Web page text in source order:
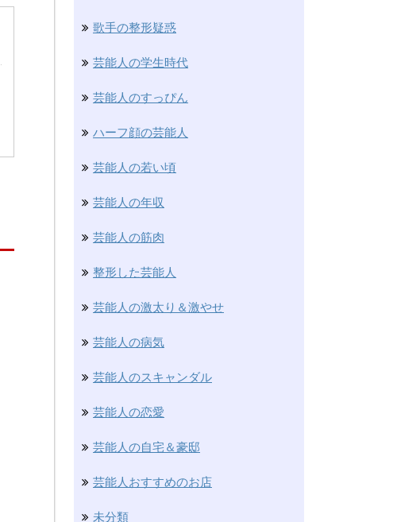
歌手の整形疑惑
芸能人の学生時代
芸能人のすっぴん
ハーフ顔の芸能人
芸能人の若い頃
芸能人の年収
芸能人の筋肉
整形した芸能人
芸能人の激太り＆激やせ
芸能人の病気
芸能人のスキャンダル
芸能人の恋愛
芸能人の自宅＆豪邸
芸能人おすすめのお店
未分類